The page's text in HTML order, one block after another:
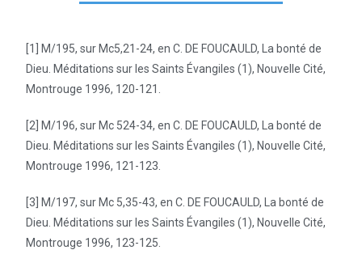
[1] M/195, sur Mc5,21-24, en C. DE FOUCAULD, La bonté de
Dieu. Méditations sur les Saints Évangiles (1), Nouvelle Cité,
Montrouge 1996, 120-121.
[2] M/196, sur Mc 524-34, en C. DE FOUCAULD, La bonté de
Dieu. Méditations sur les Saints Évangiles (1), Nouvelle Cité,
Montrouge 1996, 121-123.
[3] M/197, sur Mc 5,35-43, en C. DE FOUCAULD, La bonté de
Dieu. Méditations sur les Saints Évangiles (1), Nouvelle Cité,
Montrouge 1996, 123-125.